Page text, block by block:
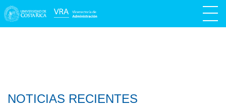
NOTICIAS RECIENTES